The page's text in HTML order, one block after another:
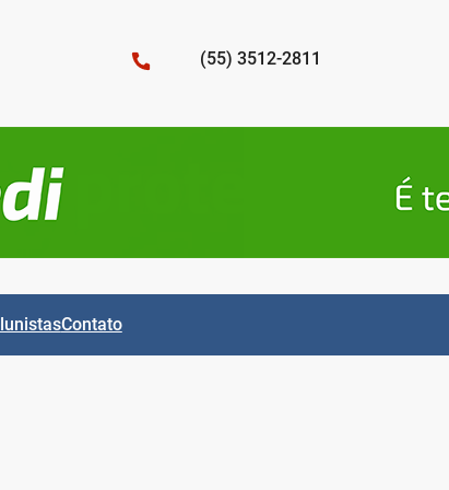
(55) 3512-2811
Contato